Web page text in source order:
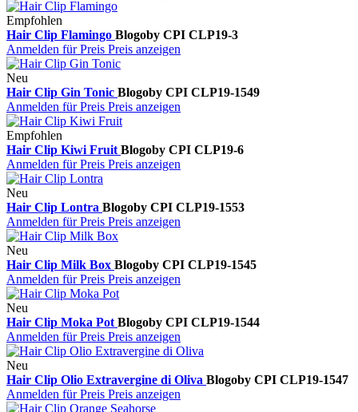
Empfohlen
Hair Clip Flamingo Blogoby CPI CLP19-3
Anmelden für Preis Preis anzeigen
Neu
Hair Clip Gin Tonic Blogoby CPI CLP19-1549
Anmelden für Preis Preis anzeigen
Empfohlen
Hair Clip Kiwi Fruit Blogoby CPI CLP19-6
Anmelden für Preis Preis anzeigen
Neu
Hair Clip Lontra Blogoby CPI CLP19-1553
Anmelden für Preis Preis anzeigen
Neu
Hair Clip Milk Box Blogoby CPI CLP19-1545
Anmelden für Preis Preis anzeigen
Neu
Hair Clip Moka Pot Blogoby CPI CLP19-1544
Anmelden für Preis Preis anzeigen
Neu
Hair Clip Olio Extravergine di Oliva Blogoby CPI CLP19-1547
Anmelden für Preis Preis anzeigen